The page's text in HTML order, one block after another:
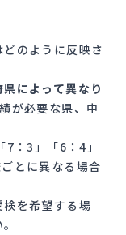
のように反映さ
によって異なり
が必要な県、中
：3」「6：4」
とに異なる場合
を希望する場